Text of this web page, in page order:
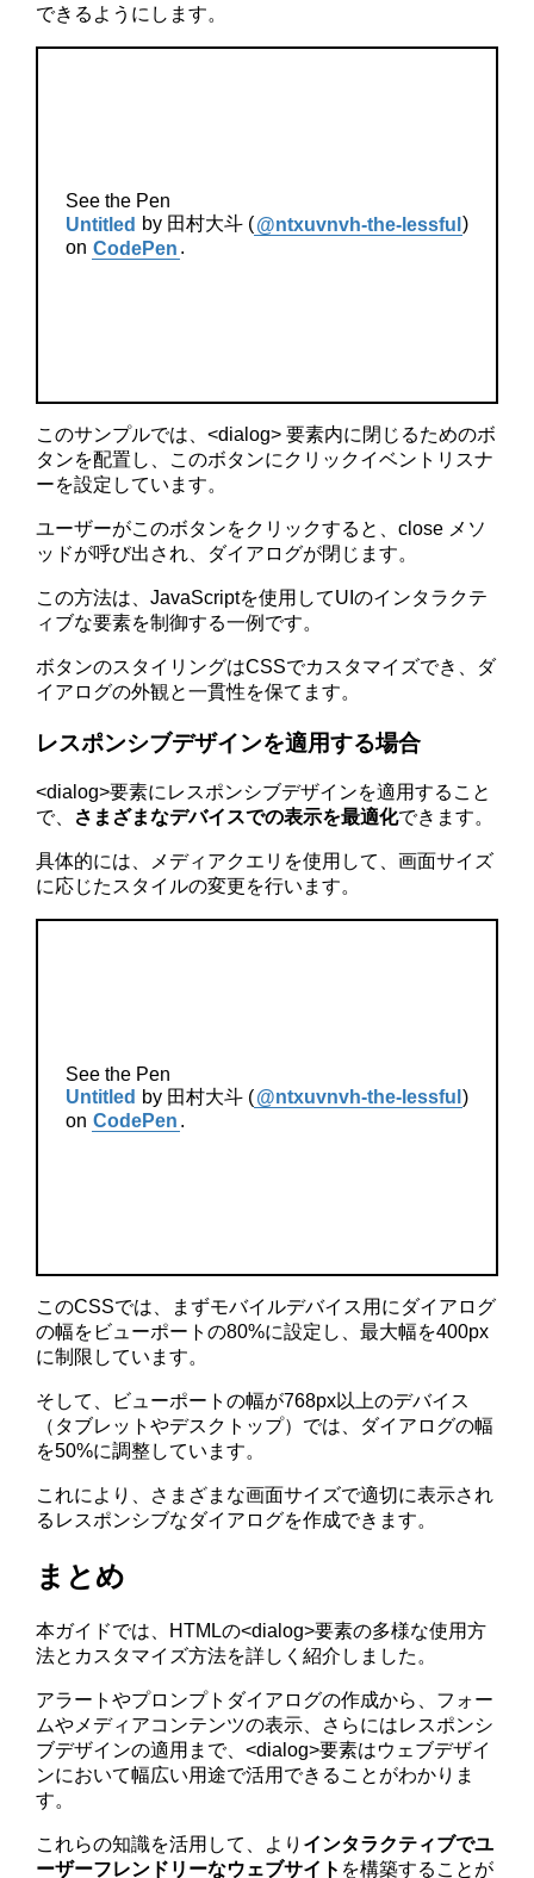
できるようにします。
See the Pen
Untitled by 田村大斗 (@ntxuvnvh-the-lessful)
on CodePen .
このサンプルでは、<dialog> 要素内に閉じるためのボ
タンを配置し、このボタンにクリックイベントリスナ
ーを設定しています。
ユーザーがこのボタンをクリックすると、close メソ
ッドが呼び出され、ダイアログが閉じます。
この方法は、JavaScriptを使用してUIのインタラクテ
ィブな要素を制御する一例です。
ボタンのスタイリングはCSSでカスタマイズでき、ダ
イアログの外観と一貫性を保てます。
レスポンシブデザインを適用する場合
<dialog>要素にレスポンシブデザインを適用すること
で、 さまざまなデバイスでの表示を最適化できます。
具体的には、メディアクエリを使用して、画面サイズ
に応じたスタイルの変更を行います。
See the Pen
Untitled by 田村大斗 (@ntxuvnvh-the-lessful )
on CodePen .
このCSSでは、まずモバイルデバイス用にダイアログ
の幅をビューポートの80%に設定し、最大幅を400px
に制限しています。
そして、ビューポートの幅が768px以上のデバイス
（タブレットやデスクトップ）では、ダイアログの幅
を50%に調整しています。
これにより、さまざまな画面サイズで適切に表示され
るレスポンシブなダイアログを作成できます。
まとめ
本ガイドでは、HTMLの<dialog>要素の多様な使用方
法とカスタマイズ方法を詳しく紹介しました。
アラートやプロンプトダイアログの作成から、フォー
ムやメディアコンテンツの表示、さらにはレスポンシ
ブデザインの適用まで、<dialog>要素はウェブデザイ
ンにおいて幅広い用途で活用できることがわかりま
す。
これらの知識を活用して、より インタラクティブでユ
ーザーフレンドリーなウェブサイト を構築することが